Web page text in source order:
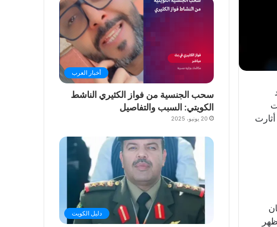
أخبار العرب
سحب الجنسية من فواز الكثيري الناشط
الكويتي: السبب والتفاصيل
20 يونيو، 2025
دليل الكويت